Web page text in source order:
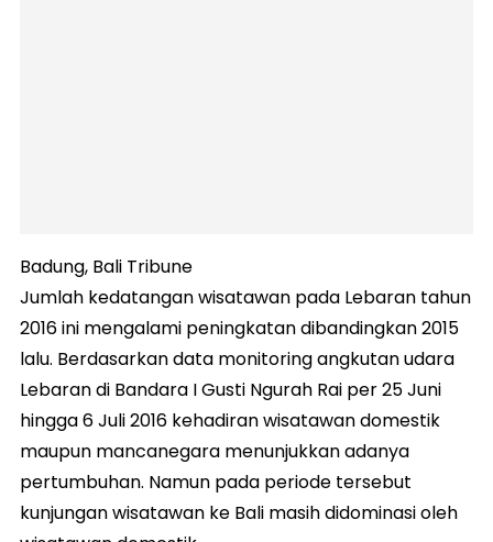
Badung, Bali Tribune
Jumlah kedatangan wisatawan pada Lebaran tahun
2016 ini mengalami peningkatan dibandingkan 2015
lalu. Berdasarkan data monitoring angkutan udara
Lebaran di Bandara I Gusti Ngurah Rai per 25 Juni
hingga 6 Juli 2016 kehadiran wisatawan domestik
maupun mancanegara menunjukkan adanya
pertumbuhan. Namun pada periode tersebut
kunjungan wisatawan ke Bali masih didominasi oleh